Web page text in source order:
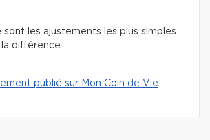
sont les ajustements les plus simples
différence.
publié sur Mon Coin de Vie